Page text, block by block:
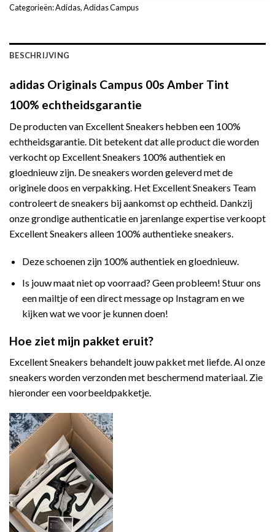
Categorieën:Adidas,Adidas Campus
BESCHRIJVING
adidas Originals Campus 00s Amber Tint
100% echtheidsgarantie
De producten van Excellent Sneakers hebben een 100%
echtheidsgarantie. Dit betekent dat alle product die worden
verkocht op Excellent Sneakers 100% authentiek en
gloednieuw zijn. De sneakers worden geleverd met de
originele doos en verpakking. Het Excellent Sneakers Team
controleert de sneakers bij aankomst op echtheid. Dankzij
onze grondige authenticatie en jarenlange expertise verkoopt
Excellent Sneakers alleen 100% authentieke sneakers.
Deze schoenen zijn 100% authentiek en gloednieuw.
Is jouw maat niet op voorraad? Geen probleem! Stuur ons
een mailtje of een direct message op Instagram en we
kijken wat we voor je kunnen doen!
Hoe ziet mijn pakket eruit?
Excellent Sneakers behandelt jouw pakket met liefde. Al onze
sneakers worden verzonden met beschermend materiaal. Zie
hieronder een voorbeeldpakketje.